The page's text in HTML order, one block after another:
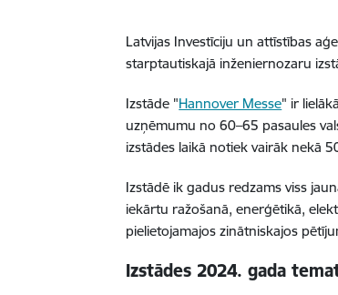
Latvijas Investīciju un attīstības
starptautiskajā inženiernozaru
Izstāde "Hannover Messe" ir
uzņēmumu no 60–65 pasaules
izstādes laikā notiek vairāk nekā
Izstādē ik gadus redzams viss
iekārtu ražošanā, enerģētikā,
pielietojamajos zinātniskajos
Izstādes 2024. gada